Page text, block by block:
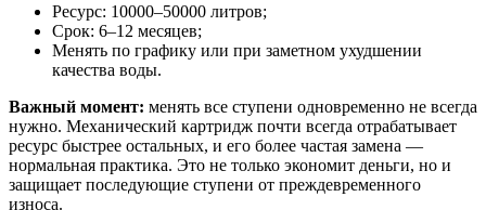
Ресурс: 10000–50000 литров;
Срок: 6–12 месяцев;
Менять по графику или при заметном ухудшении
качества воды.
Важный момент: менять все ступени одновременно не всегда
нужно. Механический картридж почти всегда отрабатывает
ресурс быстрее остальных, и его более частая замена —
нормальная практика. Это не только экономит деньги, но и
защищает последующие ступени от преждевременного
износа.